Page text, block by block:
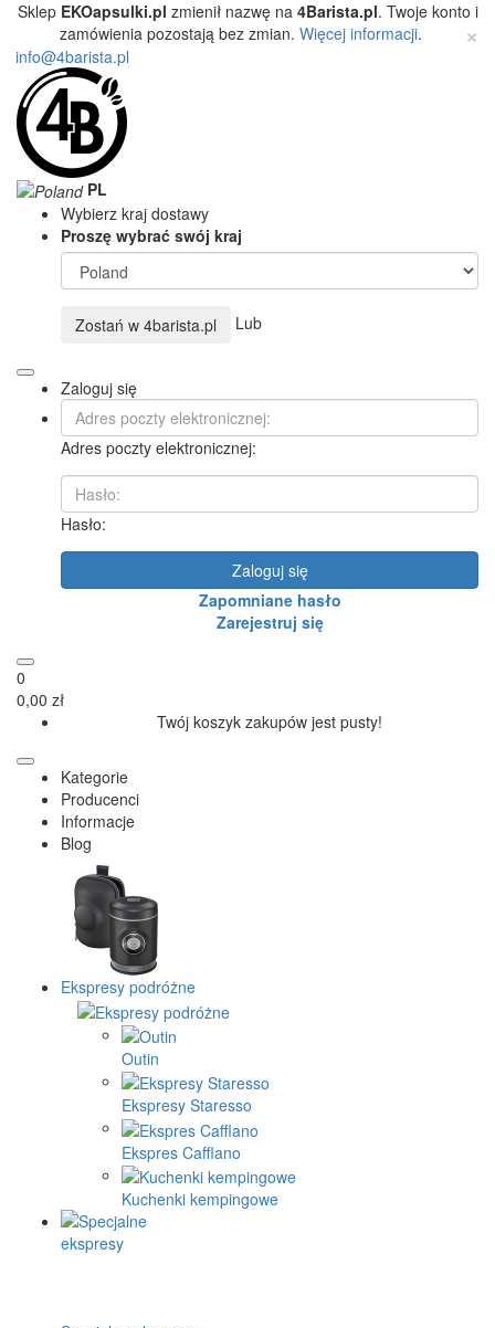
Sklep EKOapsulki.pl zmienił nazwę na 4Barista.pl. Twoje konto i
zamówienia pozostają bez zmian. Więcej informacji. ×
info@4barista.pl
PL
Wybierz kraj dostawy
Proszę wybrać swój kraj
Zostań w 4barista.pl Lub
Zaloguj się
Adres poczty elektronicznej:
Hasło:
Zaloguj się
Zapomniane hasło
Zarejestruj się
0
0,00 zł
Twój koszyk zakupów jest pusty!
Kategorie
Producenci
Informacje
Blog
Ekspresy podróżne
Outin
Ekspresy Staresso
Ekspres Cafflano
Kuchenki kempingowe